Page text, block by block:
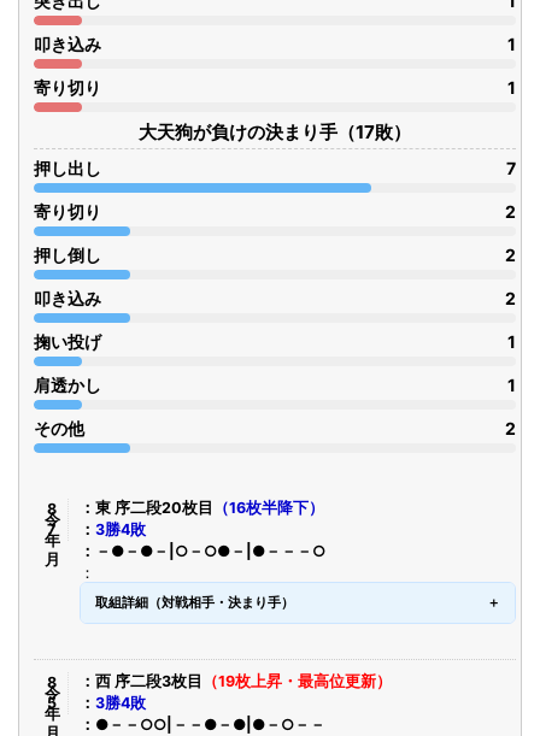
叩き込み 1
寄り切り 1
大天狗が負けの決まり手（17敗）
押し出し 7
寄り切り 2
押し倒し 2
叩き込み 2
掬い投げ 1
肩透かし 1
その他 2
令8年7月 東 序二段20枚目
（16枚半降下）
3勝4敗
－●－●－|○－○●－|●－－－○
取組詳細（対戦相手・決まり手）
令8年5月 西 序二段3枚目
（19枚上昇・最高位更新）
3勝4敗
●－－○○|－－●－●|●－○－－